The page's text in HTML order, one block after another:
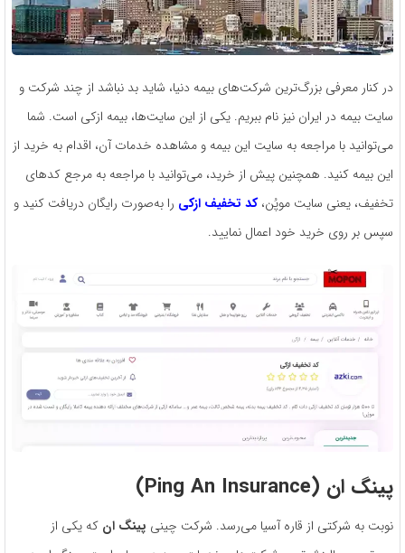
در کنار معرفی بزرگ‌ترین شرکت‌های بیمه دنیا، شاید بد نباشد از چند شرکت و
سایت بیمه در ایران نیز نام ببریم. یکی از این سایت‌ها، بیمه ازکی است. شما
می‌توانید با مراجعه به سایت این بیمه و مشاهده خدمات آن، اقدام به خرید از
این بیمه کنید. همچنین پیش از خرید، می‌توانید با مراجعه به مرجع کدهای
تخفیف، یعنی سایت موپُن،کد تخفیف ازکی را به‌صورت رایگان دریافت کنید و
سپس بر روی خرید خود اعمال نمایید.
پینگ ان (Ping An Insurance
)
نوبت به شرکتی از قاره آسیا می‌رسد. شرکت چینی پینگ ان که یکی از